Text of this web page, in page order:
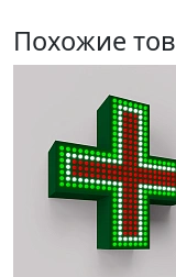
Похожие